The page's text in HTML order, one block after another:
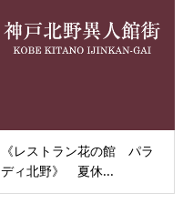
《レストラン花の館 パラ
ディ北野》 夏休...